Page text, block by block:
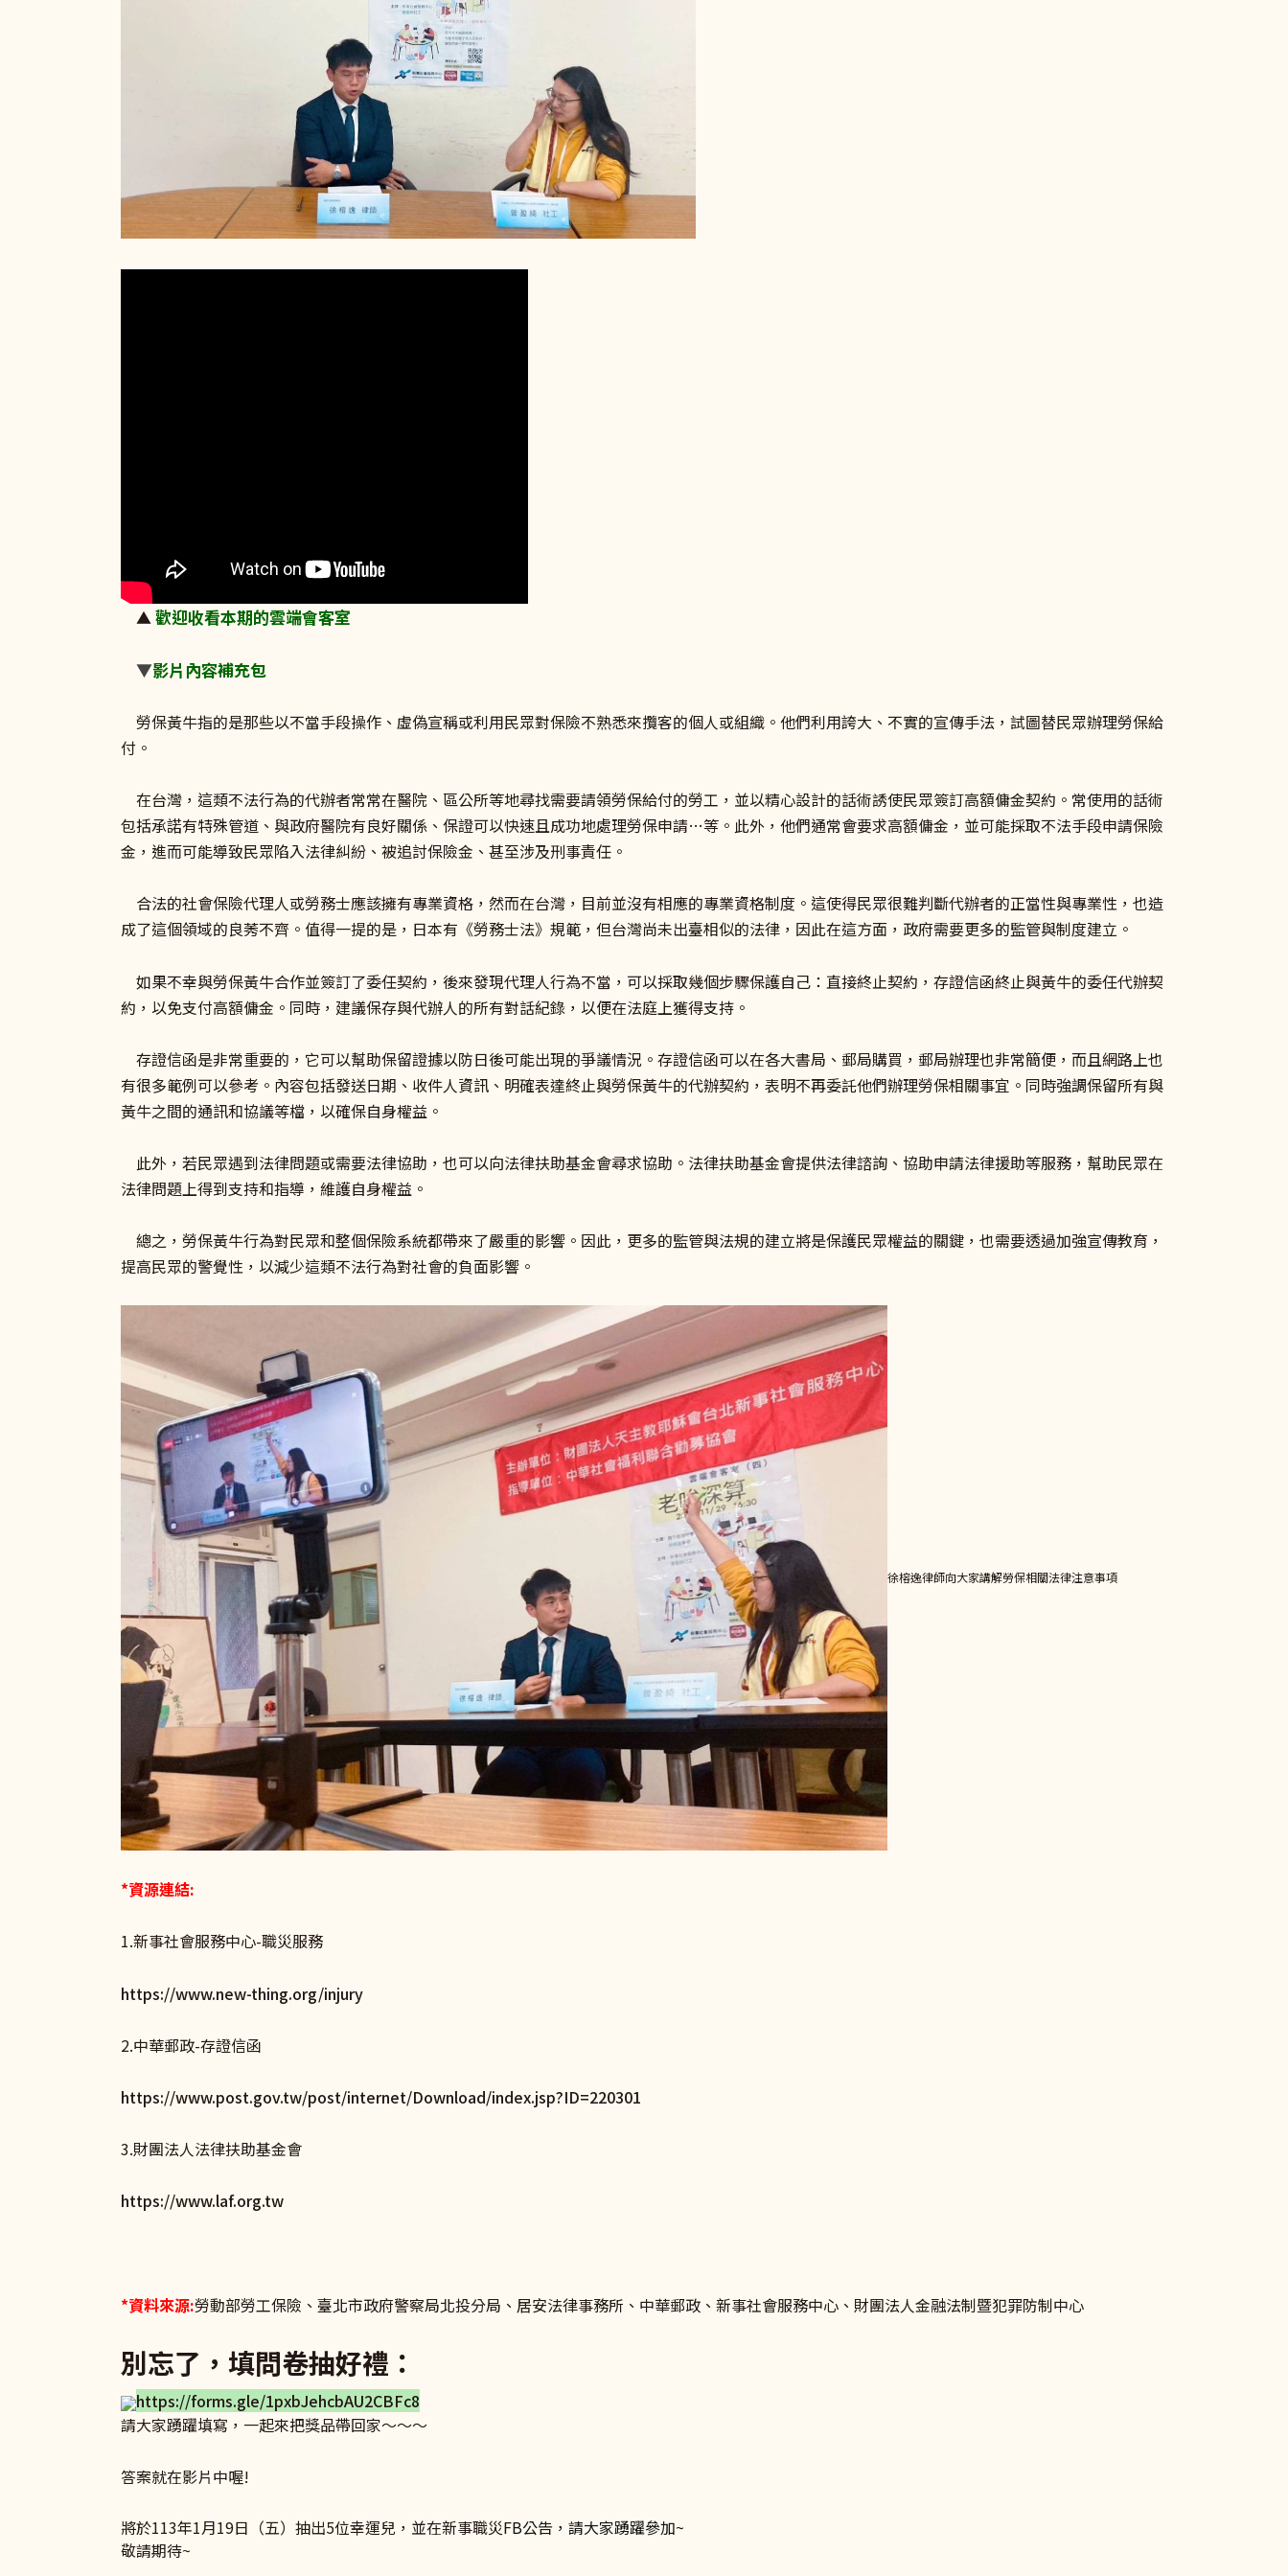
▲歡迎收看本期的雲端會客室
▼影片內容補充包
勞保黃牛指的是那些以不當手段操作、虛偽宣稱或利用民眾對保險不熟悉來攬客的個人或組織。他們利用誇大、不實的宣傳手法，試圖替民眾辦理勞保給
付。
在台灣，這類不法行為的代辦者常常在醫院、區公所等地尋找需要請領勞保給付的勞工，並以精心設計的話術誘使民眾簽訂高額傭金契約。常使用的話術
包括承諾有特殊管道、與政府醫院有良好關係、保證可以快速且成功地處理勞保申請…等。此外，他們通常會要求高額傭金，並可能採取不法手段申請保險
金，進而可能導致民眾陷入法律糾紛、被追討保險金、甚至涉及刑事責任。
合法的社會保險代理人或勞務士應該擁有專業資格，然而在台灣，目前並沒有相應的專業資格制度。這使得民眾很難判斷代辦者的正當性與專業性，也造
成了這個領域的良莠不齊。值得一提的是，日本有《勞務士法》規範，但台灣尚未出臺相似的法律，因此在這方面，政府需要更多的監管與制度建立。
如果不幸與勞保黃牛合作並簽訂了委任契約，後來發現代理人行為不當，可以採取幾個步驟保護自己：直接終止契約，存證信函終止與黃牛的委任代辦契
約，以免支付高額傭金。同時，建議保存與代辦人的所有對話紀錄，以便在法庭上獲得支持。
存證信函是非常重要的，它可以幫助保留證據以防日後可能出現的爭議情況。存證信函可以在各大書局、郵局購買，郵局辦理也非常簡便，而且網路上也
有很多範例可以參考。內容包括發送日期、收件人資訊、明確表達終止與勞保黃牛的代辦契約，表明不再委託他們辦理勞保相關事宜。同時強調保留所有與
黃牛之間的通訊和協議等檔，以確保自身權益。
此外，若民眾遇到法律問題或需要法律協助，也可以向法律扶助基金會尋求協助。法律扶助基金會提供法律諮詢、協助申請法律援助等服務，幫助民眾在
法律問題上得到支持和指導，維護自身權益。
總之，勞保黃牛行為對民眾和整個保險系統都帶來了嚴重的影響。因此，更多的監管與法規的建立將是保護民眾權益的關鍵，也需要透過加強宣傳教育，
提高民眾的警覺性，以減少這類不法行為對社會的負面影響。
徐榕逸律師向大家講解勞保相關法律注意事項
*資源連結:
1.新事社會服務中心-職災服務
https://www.new-thing.org/injury
2.中華郵政-存證信函
https://www.post.gov.tw/post/internet/Download/index.jsp?ID=220301
3.財團法人法律扶助基金會
https://www.laf.org.tw
*資料來源:勞動部勞工保險、臺北市政府警察局北投分局、居安法律事務所、中華郵政、新事社會服務中心、財團法人金融法制暨犯罪防制中心
別忘了，填問卷抽好禮：
https://forms.gle/1pxbJehcbAU2CBFc8
請大家踴躍填寫，一起來把獎品帶回家～～～
答案就在影片中喔!
將於113年1月19日（五）抽出5位幸運兒，並在新事職災FB公告，請大家踴躍參加~
敬請期待~